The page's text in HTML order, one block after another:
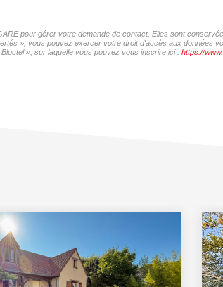
pour gérer votre demande de contact. Elles sont
», vous pouvez exercer votre droit d'accès aux données
», sur laquelle vous pouvez vous inscrire ici : https://